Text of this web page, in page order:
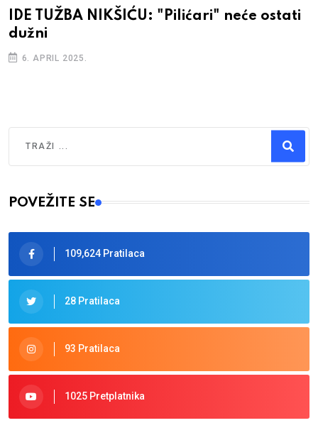
IDE TUŽBA NIKŠIĆU: "Pilićari" neće ostati
dužni
6. APRIL 2025.
Type 2 or more characters for results.
POVEŽITE SE
109,624 Pratilaca
28 Pratilaca
93 Pratilaca
1025 Pretplatnika